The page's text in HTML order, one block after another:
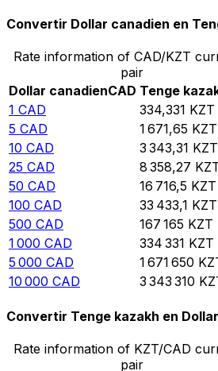
Convertir Dollar canadien en
Rate information of CAD/KZT
pair
Dollar canadienCAD Tenge
1 CAD 334,331 KZT
5 CAD 1 671,65 KZT
10 CAD 3 343,31 KZT
25 CAD 8 358,27
50 CAD 16 716,5 KZT
100 CAD 33 433,1 KZT
500 CAD 167 165 KZT
1 000 CAD 334 331 KZT
5 000 CAD 1 671 650
10 000 CAD 3 343 310
Convertir Tenge kazakh en
Rate information of KZT/CAD
pair